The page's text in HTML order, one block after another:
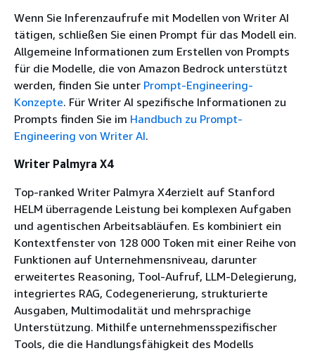
Wenn Sie Inferenzaufrufe mit Modellen von Writer AI
tätigen, schließen Sie einen Prompt für das Modell ein.
Allgemeine Informationen zum Erstellen von Prompts
für die Modelle, die von Amazon Bedrock unterstützt
werden, finden Sie unter Prompt-Engineering-
Konzepte. Für Writer AI spezifische Informationen zu
Prompts finden Sie im Handbuch zu Prompt-
Engineering von Writer AI.
Writer Palmyra X4
Top-ranked Writer Palmyra X4erzielt auf Stanford
HELM überragende Leistung bei komplexen Aufgaben
und agentischen Arbeitsabläufen. Es kombiniert ein
Kontextfenster von 128 000 Token mit einer Reihe von
Funktionen auf Unternehmensniveau, darunter
erweitertes Reasoning, Tool-Aufruf, LLM-Delegierung,
integriertes RAG, Codegenerierung, strukturierte
Ausgaben, Multimodalität und mehrsprachige
Unterstützung. Mithilfe unternehmensspezifischer
Tools, die die Handlungsfähigkeit des Modells